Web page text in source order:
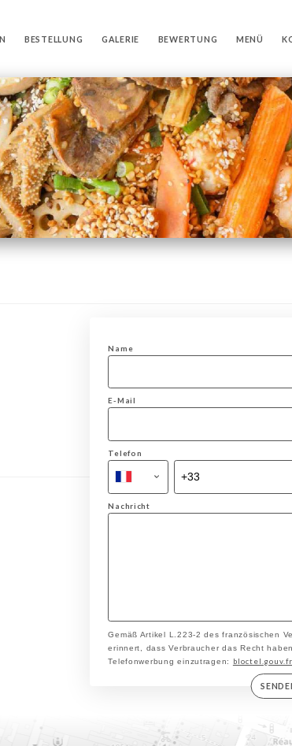
BESTELLUNG GALERIE BEWERTUNG MENÜ
Name
E-Mail
Telefon
Nachricht
Gemäß Artikel L.223-2 des französischen
erinnert, dass Verbraucher das Recht
Telefonwerbung einzutragen:
bloctel.gouv.fr